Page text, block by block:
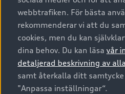
webbtrafiken. För bästa
rekommenderar vi att du
cookies, men du kan
dina behov. Du kan läsa vår
detaljerad beskrivning av
samt återkalla ditt
"Anpassa inställningar“.
2G/3G nätet stängs ned - Hur
Pressmeddelanden
Nyhetsbrev
Vårt hållbarhetsarbete
Lediga tjänster huvudkontor
Lediga tjänster hos Audi
Visselblåsarkanaler
Observera att assistanssystem ger